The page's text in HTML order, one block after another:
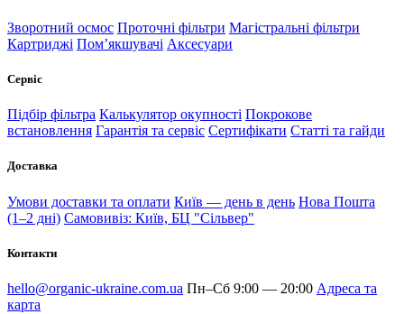
Зворотний осмос Проточні фільтри Магістральні фільтри
Картриджі Помʼякшувачі Аксесуари
Сервіс
Підбір фільтра Калькулятор окупності Покрокове
встановлення Гарантія та сервіс Сертифікати Статті та гайди
Доставка
Умови доставки та оплати Київ — день в день Нова Пошта
(1–2 дні) Самовивіз: Київ, БЦ "Сільвер"
Контакти
hello@organic-ukraine.com.ua Пн–Сб 9:00 — 20:00 Адреса та
карта